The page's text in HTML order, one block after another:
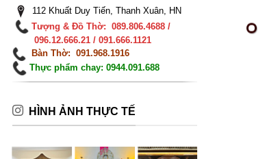
112 Khuất Duy Tiến, Thanh Xuân, HN
Tượng & Đồ Thờ: 089.806.4688 /
096.12.666.21 / 091.666.1121
Bàn Thờ: 091.968.1916
Thực phẩm chay: 0944.091.688
HÌNH ẢNH THỰC TẾ